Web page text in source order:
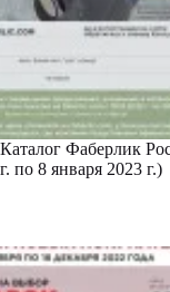
Каталог Фаберлик
г. по 8 января 2023 г.)